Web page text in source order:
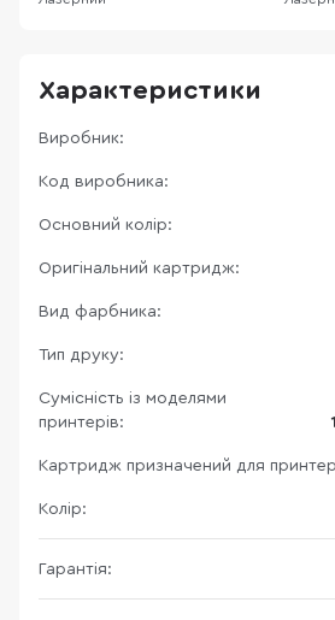
Характеристики
Виробник:
Код виробника:
Основний колір:
Оригінальний картридж:
Вид фарбника:
Тип друку:
Сумісність із моделями
принтерів:
Картридж призначений для
Колір:
Гарантія: